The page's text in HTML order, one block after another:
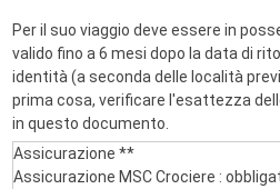
Per il suo viaggio deve essere in
valido fino a 6 mesi dopo la data di
identità (a seconda delle località
prima cosa, verificare l'esattezza
in questo documento.
Assicurazione **
Assicurazione MSC Crociere :